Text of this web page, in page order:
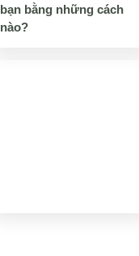
bạn bằng những cách
nào?